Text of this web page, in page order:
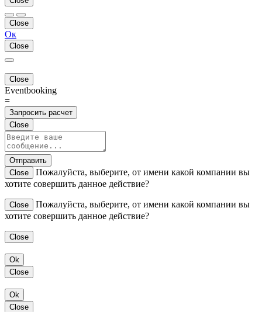
Close
Ок
Close
Close
Eventbooking
=
Запросить расчет
Close
Отправить
Close
Пожалуйста, выберите, от имени какой компании вы
хотите совершить данное действие?
Close
Пожалуйста, выберите, от имени какой компании вы
хотите совершить данное действие?
Close
Ok
Close
Ok
Close